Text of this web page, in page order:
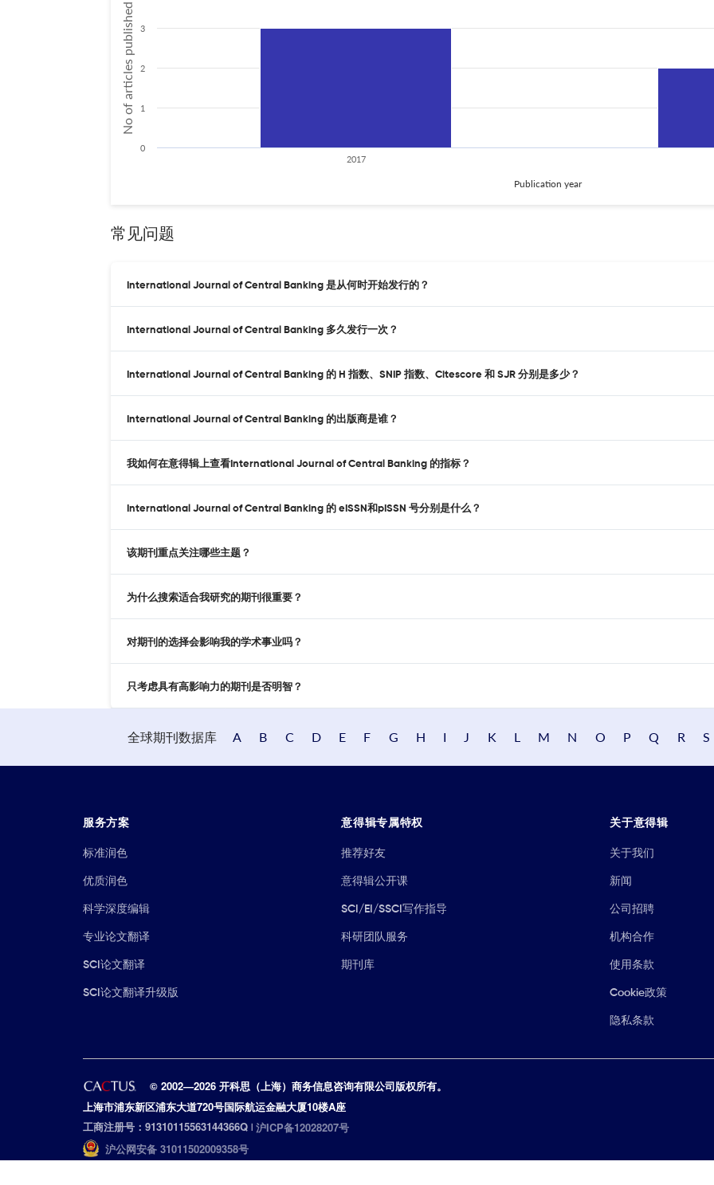
No of articles published
Publication year
2017
0
1
2
3
常见问题
International Journal of Central Banking 是从何时开始发行的？
International Journal of Central Banking 多久发行一次？
International Journal of Central Banking 的 H 指数、SNIP 指数、Citescore 和 SJR 分别是多少？
International Journal of Central Banking 的出版商是谁？
我如何在意得辑上查看International Journal of Central Banking 的指标？
International Journal of Central Banking 的 eISSN和pISSN 号分别是什么？
该期刊重点关注哪些主题？
为什么搜索适合我研究的期刊很重要？
对期刊的选择会影响我的学术事业吗？
只考虑具有高影响力的期刊是否明智？
全球期刊数据库 A B C D E F G H I J K L M N O P Q R S